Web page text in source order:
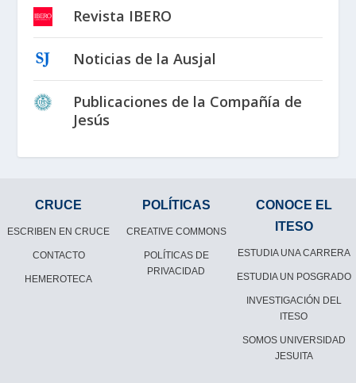
Revista IBERO
Noticias de la Ausjal
Publicaciones de la Compañía de
Jesús
CRUCE
ESCRIBEN EN CRUCE
CONTACTO
HEMEROTECA
POLÍTICAS
CREATIVE COMMONS
POLÍTICAS DE
PRIVACIDAD
CONOCE EL
ITESO
ESTUDIA UNA CARRERA
ESTUDIA UN POSGRADO
INVESTIGACIÓN DEL
ITESO
SOMOS UNIVERSIDAD
JESUITA